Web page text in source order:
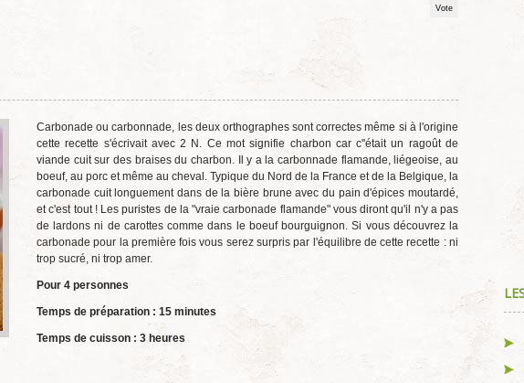
Carbonade ou carbonnade, les deux orthographes sont correctes même si à l'origine
cette recette s'écrivait avec 2 N. Ce mot signifie charbon car c''était un ragoût de
viande cuit sur des braises du charbon. Il y a la carbonnade flamande, liégeoise, au
boeuf, au porc et même au cheval. Typique du Nord de la France et de la Belgique, la
carbonade cuit longuement dans de la bière brune avec du pain d'épices moutardé,
et c'est tout ! Les puristes de la "vraie carbonade flamande" vous diront qu'il n'y a pas
de lardons ni de carottes comme dans le boeuf bourguignon. Si vous découvrez la
carbonade pour la première fois vous serez surpris par l'équilibre de cette recette : ni
trop sucré, ni trop amer.
Pour 4 personnes
Temps de préparation : 15 minutes
Temps de cuisson : 3 heures